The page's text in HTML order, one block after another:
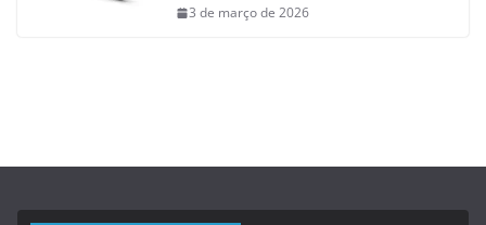
3 de março de 2026